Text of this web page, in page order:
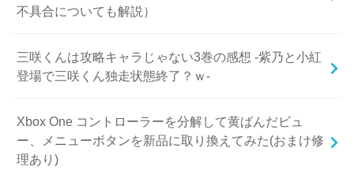
不具合についても解説）
三咲くんは攻略キャラじゃない3巻の感想 -紫乃と小紅
登場で三咲くん独走状態終了？ｗ-
Xbox One コントローラーを分解して黄ばんだビュ
ー、メニューボタンを新品に取り換えてみた(おまけ修
理あり)